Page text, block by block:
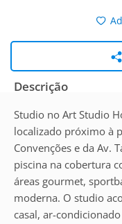
Descrição
Studio no Art Studio
localizado próximo à
Convenções e da Av.
piscina na cobertura
áreas gourmet,
moderna. O studio
casal, ar-